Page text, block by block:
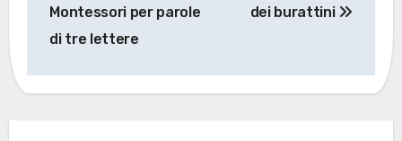
Montessori per parole
di tre lettere
dei burattini